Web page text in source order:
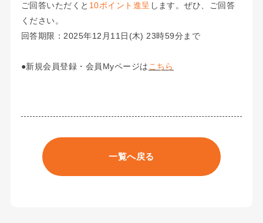
ご回答いただくと 10ポイント進呈 します。ぜひ、ご回答
ください。
回答期限：2025年12月11日(木) 23時59分まで
●新規会員登録・会員Myページはこちら
一覧へ戻る